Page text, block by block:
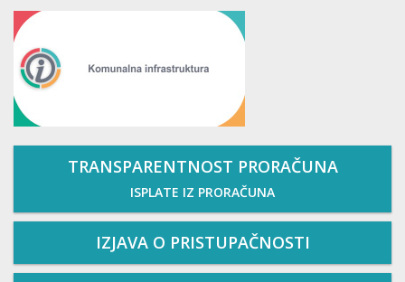
TRANSPARENTNOST PRORAČUNA
ISPLATE IZ PRORAČUNA
IZJAVA O PRISTUPAČNOSTI